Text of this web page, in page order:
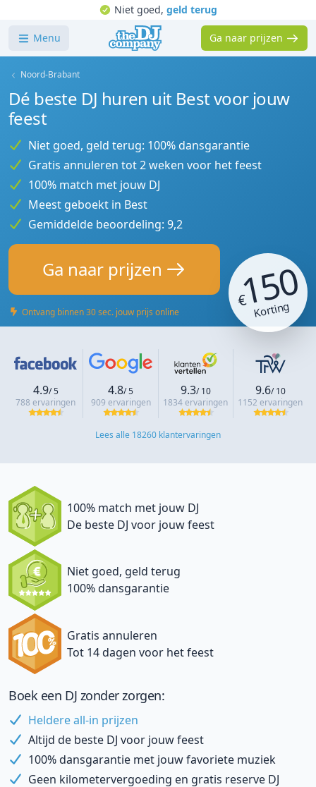
Niet goed, geld terug
Menu Ga naar prijzen
Noord-Brabant
Dé beste DJ huren uit Best voor jouw
feest
Niet goed, geld terug: 100% dansgarantie
Gratis annuleren tot 2 weken voor het feest
100% match met jouw DJ
Meest geboekt in Best
Gemiddelde beoordeling: 9,2
Ga naar prijzen
Ontvang binnen 30 sec. jouw prijs online
€
150
Korting
4.9/ 5
788 ervaringen
4.8/ 5
909 ervaringen
9.3/ 10
1834 ervaringen
9.6/ 10
1152 ervaringen
Lees alle 18260 klantervaringen
100% match met jouw DJ
De beste DJ voor jouw feest
Niet goed, geld terug
100% dansgarantie
Gratis annuleren
Tot 14 dagen voor het feest
Boek een DJ zonder zorgen:
Heldere all-in prijzen
Altijd de beste DJ voor jouw feest
100% dansgarantie met jouw favoriete muziek
Geen kilometervergoeding en gratis reserve DJ